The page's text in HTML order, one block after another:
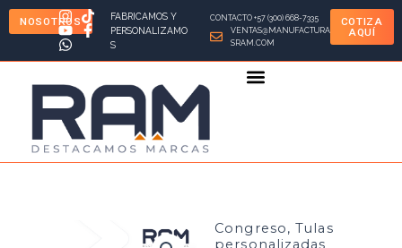
contenido
NOSOTROS
FABRICAMOS Y
PERSONALIZAMO
S
CONTACTO +57 (300) 668-7335
VENTAS@MANUFACTURA
SRAM.COM
COTIZA
AQUÍ
Congreso,Tulas
personalizadas